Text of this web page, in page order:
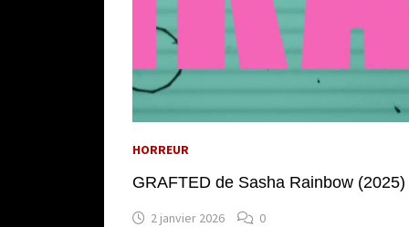
HORREUR
GRAFTED de Sasha Rainbow (2025)
2 janvier 2026 0